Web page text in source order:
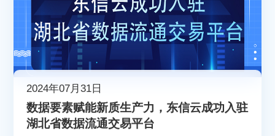
2024年07月31日
数据要素赋能新质生产力，东信云成功入驻
湖北省数据流通交易平台